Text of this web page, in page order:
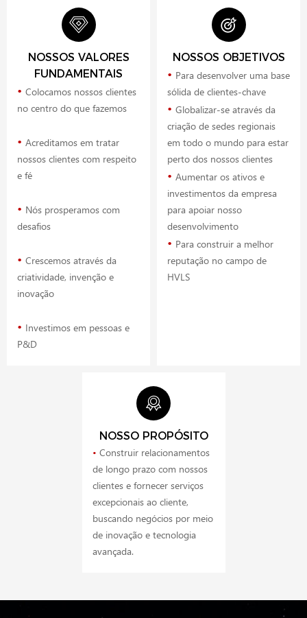
NOSSOS VALORES
FUNDAMENTAIS
• Colocamos nossos clientes
no centro do que fazemos
• Acreditamos em tratar
nossos clientes com respeito
e fé
• Nós prosperamos com
desafios
• Crescemos através da
criatividade, invenção e
inovação
• Investimos em pessoas e
P&D
NOSSOS OBJETIVOS
• Para desenvolver uma base
sólida de clientes-chave
• Globalizar-se através da
criação de sedes regionais
em todo o mundo para estar
perto dos nossos clientes
• Aumentar os ativos e
investimentos da empresa
para apoiar nosso
desenvolvimento
• Para construir a melhor
reputação no campo de
HVLS
NOSSO PROPÓSITO
• Construir relacionamentos
de longo prazo com nossos
clientes e fornecer serviços
excepcionais ao cliente,
buscando negócios por meio
de inovação e tecnologia
avançada.